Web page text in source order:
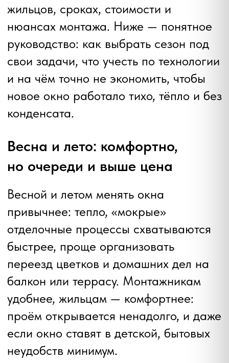
Весной и летом менять окна
привычнее: тепло, «мокрые»
отделочные процессы схватываются
быстрее, проще организовать
переезд цветков и домашних дел на
балкон или террасу. Монтажникам
проём открывается ненадолго, и даже
если окно ставят в детской, бытовых
Что важно учесть:
высокий спрос. Бригады
вперёд, точную дату подстроить
сложнее. Чтобы попасть «в
окно», записываться стоит
заранее, за 2–4 недели.
цена и сроки отделки. Из‑за
монтажных бригад стоимость
может быть выше, чем в
межсезонье. Зато отделка
откосов и покраска подсыхают
быстрее — меньше рисков с
влажностью.
жара и солнце. На южных/
западных фасадах сразу